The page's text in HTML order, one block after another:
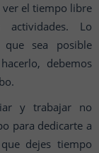
ver el tiempo libre
Lo
sea posible
debemos
y trabajar no
para dedicarte a
dejes tiempo